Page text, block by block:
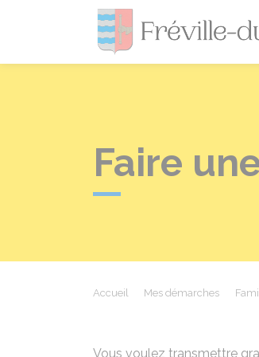
Faire
Accueil Mes démarches
Vous voulez transmettre